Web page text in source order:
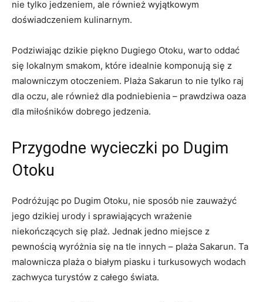
nie tylko jedzeniem, ale również wyjątkowym
doświadczeniem kulinarnym.
Podziwiając dzikie‌ piękno Dugiego​ Otoku, ⁣warto oddać
się lokalnym ‌smakom, które⁢ idealnie komponują się‌ z‌
malowniczym otoczeniem. Plaża Sakarun to nie⁣ tylko raj
dla oczu,⁣ ale również dla podniebienia – prawdziwa ⁢oaza
dla miłośników dobrego jedzenia.
Przygodne wycieczki po Dugim
Otoku
Podróżując ‍po ‍Dugim Otoku, nie ⁤sposób nie‌ zauważyć
jego dzikiej⁢ urody i sprawiających wrażenie
niekończących się plaż.​ Jednak ​jedno ⁤miejsce z
pewnością‌ wyróżnia‌ się na tle innych – plaża Sakarun. Ta
malownicza plaża o ‍białym piasku⁣ i turkusowych wodach
zachwyca turystów z całego ‍świata.